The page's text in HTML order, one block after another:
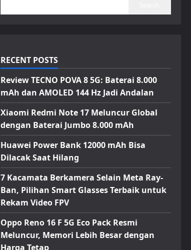
RECENT POSTS
Review TECNO POVA 8 5G: Baterai 8.000
mAh dan AMOLED 144 Hz Jadi Andalan
Xiaomi Redmi Note 17 Meluncur Global
dengan Baterai Jumbo 8.000 mAh
Huawei Power Bank 12000 mAh Bisa
Dilacak Saat Hilang
7 Kacamata Berkamera Selain Meta Ray-
Ban, Pilihan Smart Glasses Terbaik untuk
Rekam Video FPV
Oppo Reno 16 F 5G Eco Pack Resmi
Meluncur, Memori Lebih Besar dengan
Harga Tetap